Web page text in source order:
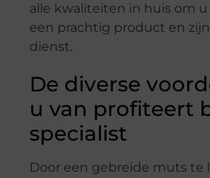
alle kwaliteiten in huis om u
een prachtig product en
dienst.
De diverse
u van profiteert
specialist
Door een gebreide muts te